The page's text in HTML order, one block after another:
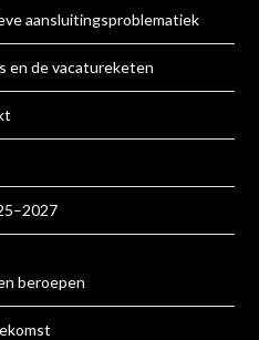
aansluitingsproblematiek
en de vacatureketen
beroepen